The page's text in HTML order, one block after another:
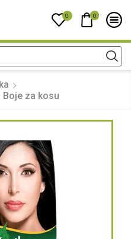
0 0
Boje za kosu